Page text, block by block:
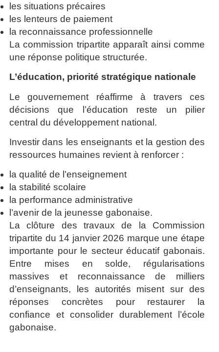
les situations précaires
les lenteurs de paiement
la reconnaissance professionnelle
La commission tripartite apparaît ainsi comme
une réponse politique structurée.
L’éducation, priorité stratégique nationale
Le gouvernement réaffirme à travers ces
décisions que l’éducation reste un pilier
central du développement national.
Investir dans les enseignants et la gestion des
ressources humaines revient à renforcer :
la qualité de l’enseignement
la stabilité scolaire
la performance administrative
l’avenir de la jeunesse gabonaise.
La clôture des travaux de la Commission
tripartite du 14 janvier 2026 marque une étape
importante pour le secteur éducatif gabonais.
Entre mises en solde, régularisations
massives et reconnaissance de milliers
d’enseignants, les autorités misent sur des
réponses concrètes pour restaurer la
confiance et consolider durablement l’école
gabonaise.